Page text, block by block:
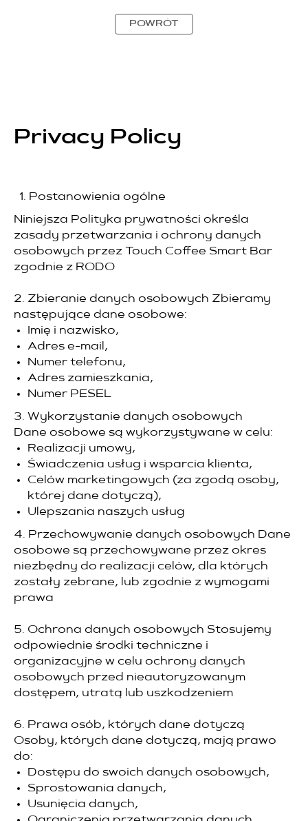
POWRÓT
Privacy Policy
Postanowienia ogólne
Niniejsza Polityka prywatności określa
zasady przetwarzania i ochrony danych
osobowych przez Touch Coffee Smart Bar
zgodnie z RODO
2. Zbieranie danych osobowych Zbieramy
następujące dane osobowe:
Imię i nazwisko,
Adres e-mail,
Numer telefonu,
Adres zamieszkania,
Numer PESEL
3. Wykorzystanie danych osobowych
Dane osobowe są wykorzystywane w celu:
Realizacji umowy,
Świadczenia usług i wsparcia klienta,
Celów marketingowych (za zgodą osoby,
której dane dotyczą),
Ulepszania naszych usług
4. Przechowywanie danych osobowych Dane
osobowe są przechowywane przez okres
niezbędny do realizacji celów, dla których
zostały zebrane, lub zgodnie z wymogami
prawa
5. Ochrona danych osobowych Stosujemy
odpowiednie środki techniczne i
organizacyjne w celu ochrony danych
osobowych przed nieautoryzowanym
dostępem, utratą lub uszkodzeniem
6. Prawa osób, których dane dotyczą
Osoby, których dane dotyczą, mają prawo
do:
Dostępu do swoich danych osobowych,
Sprostowania danych,
Usunięcia danych,